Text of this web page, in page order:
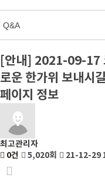
Q&A
[안내] 2021-09-17
로운 한가위 보내시
페이지 정보
최고관리자
0건
5,020회 21-12-29